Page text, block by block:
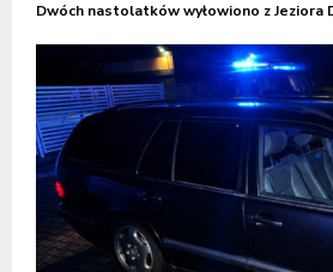
Dwóch nastolatków wyłowiono z Jeziora